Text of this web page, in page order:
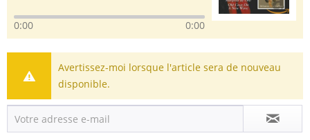
0:00 0:00
Avertissez-moi lorsque l'article sera de nouveau
disponible.